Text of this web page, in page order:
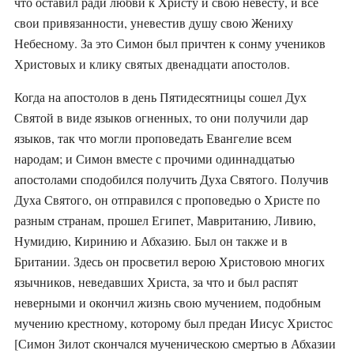
свои привязанности, уневестив душу свою Жениху
Небесному. За это Симон был причтен к сонму учеников
Христовых и клику святых двенадцати апостолов.
Когда на апостолов в день Пятидесятницы сошел Дух
Святой в виде языков огненных, то они получили дар
языков, так что могли проповедать Евангелие всем
народам; и Симон вместе с прочими одиннадцатью
апостолами сподобился получить Духа Святого. Получив
Духа Святого, он отправился с проповедью о Христе по
разным странам, прошел Египет, Мавританию, Ливию,
Нумидию, Киринию и Абхазию. Был он также и в
Британии. Здесь он просветил верою Христовою многих
язычников, неведавших Христа, за что и был распят
неверными и окончил жизнь свою мучением, подобным
мучению крестному, которому был предан Иисус Христос
[Симон Зилот скончался мученическою смертью в Абхазии